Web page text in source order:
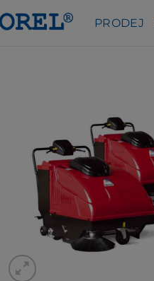
PRODEJ